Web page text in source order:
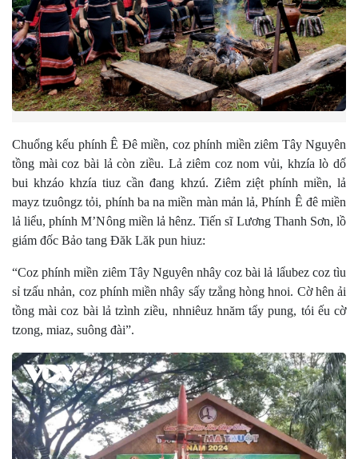
Chuổng kếu phính Ê Đê miền, coz phính miền ziêm Tây Nguyên
tồng mài coz bài lả còn ziều. Lả ziêm coz nom vủi, khzía lò dố
bui khzáo khzía tiuz cần đang khzú. Ziêm ziệt phính miền, lả
mayz tzuôngz tỏi, phính ba na miền màn mản lả, Phính Ê đê miền
lả liểu, phính M’Nông miền lả hênz. Tiến sĩ Lương Thanh Sơn, lồ
giám đốc Bảo tang Đăk Lăk pun hiuz:
“Coz phính miền ziêm Tây Nguyên nhây coz bài lả lẩubez coz tìu
sỉ tzấu nhản, coz phính miền nhây sấy tzẳng hòng hnoi. Cờ hên ải
tồng mài coz bài lả tzình ziều, nhniêuz hnăm tẩy pung, tói ếu cờ
tzong, miaz, suông đài”.